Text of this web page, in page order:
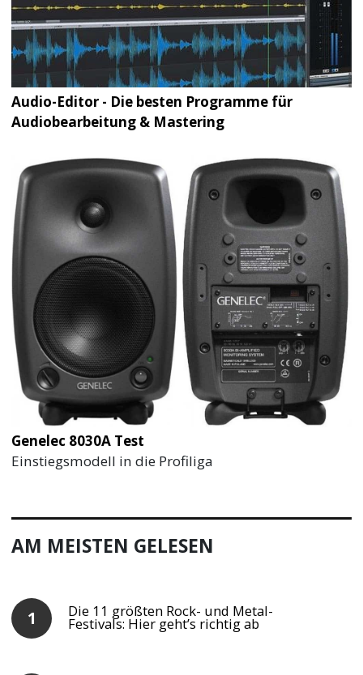
Audio-Editor - Die besten Programme für
Audiobearbeitung & Mastering
Genelec 8030A Test
Einstiegsmodell in die Profiliga
AM MEISTEN GELESEN
Die 11 größten Rock- und Metal-
Festivals: Hier geht’s richtig ab